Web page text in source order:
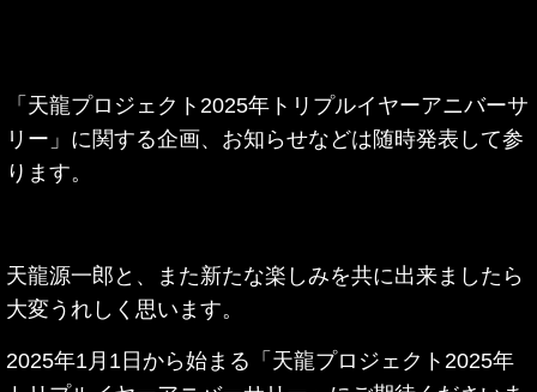
「天龍プロジェクト2025年トリプルイヤーアニバーサ
リー」に関する企画、お知らせなどは随時発表して参
ります。
天龍源一郎と、また新たな楽しみを共に出来ましたら
大変うれしく思います。
2025年1月1日から始まる「天龍プロジェクト2025年